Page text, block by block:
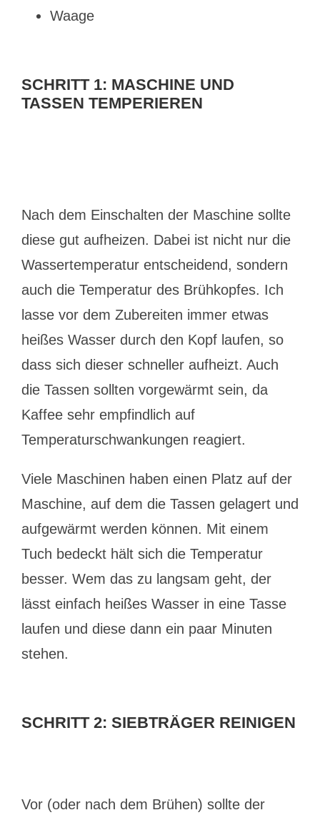
Waage
SCHRITT 1: MASCHINE UND
TASSEN TEMPERIEREN
Nach dem Einschalten der Maschine sollte
diese gut aufheizen. Dabei ist nicht nur die
Wassertemperatur entscheidend, sondern
auch die Temperatur des Brühkopfes. Ich
lasse vor dem Zubereiten immer etwas
heißes Wasser durch den Kopf laufen, so
dass sich dieser schneller aufheizt. Auch
die Tassen sollten vorgewärmt sein, da
Kaffee sehr empfindlich auf
Temperaturschwankungen reagiert.
Viele Maschinen haben einen Platz auf der
Maschine, auf dem die Tassen gelagert und
aufgewärmt werden können. Mit einem
Tuch bedeckt hält sich die Temperatur
besser. Wem das zu langsam geht, der
lässt einfach heißes Wasser in eine Tasse
laufen und diese dann ein paar Minuten
stehen.
SCHRITT 2: SIEBTRÄGER REINIGEN
Vor (oder nach dem Brühen) sollte der